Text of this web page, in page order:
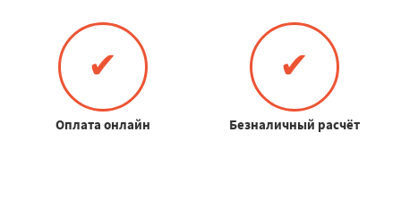
✔
Оплата онлайн
✔
Безналичный расчёт